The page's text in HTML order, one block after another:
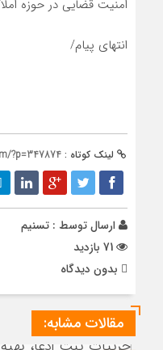
امنیت قضایی در حوزه
انتهای پیام/
لینک کوتاه : ?p=347874
ارسال توسط : تسنیم
بدون دیدگاه
مقالات مشابه: